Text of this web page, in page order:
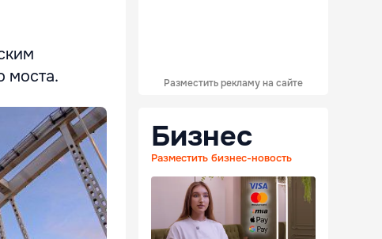
моста.
Разместить рекламу на сайте
Бизнес
Разместить бизнес-новость